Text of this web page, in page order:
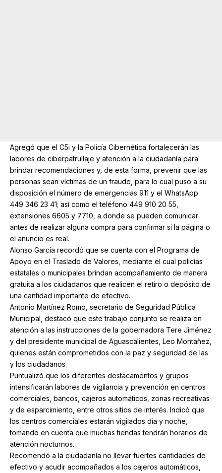
Agregó que el C5i y la Policía Cibernética fortalecerán las
labores de ciberpatrullaje y atención a la ciudadanía para
brindar recomendaciones y, de esta forma, prevenir que las
personas sean víctimas de un fraude, para lo cual puso a su
disposición el número de emergencias 911 y el WhatsApp
449 346 23 41; así como el teléfono 449 910 20 55,
extensiones 6605 y 7710, a donde se pueden comunicar
antes de realizar alguna compra para confirmar si la página o
el anuncio es real.
Alonso García recordó que se cuenta con el Programa de
Apoyo en el Traslado de Valores, mediante el cual policías
estatales o municipales brindan acompañamiento de manera
gratuita a los ciudadanos que realicen el retiro o depósito de
una cantidad importante de efectivo.
Antonio Martínez Romo, secretario de Seguridad Pública
Municipal, destacó que este trabajo conjunto se realiza en
atención a las instrucciones de la gobernadora Tere Jiménez
y del presidente municipal de Aguascalientes, Leo Montañez,
quienes están comprometidos con la paz y seguridad de las
y los ciudadanos.
Puntualizó que los diferentes destacamentos y grupos
intensificarán labores de vigilancia y prevención en centros
comerciales, bancos, cajeros automáticos, zonas recreativas
y de esparcimiento, entre otros sitios de interés. Indicó que
los centros comerciales estarán vigilados día y noche,
tomando en cuenta que muchas tiendas tendrán horarios de
atención nocturnos.
Recomendó a la ciudadanía no llevar fuertes cantidades de
efectivo y acudir acompañados a los cajeros automáticos,